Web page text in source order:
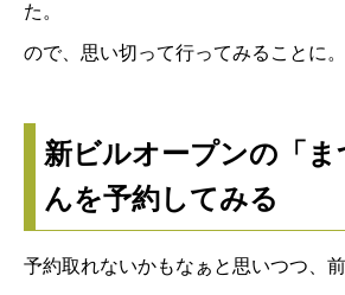
た。
ので、思い切って行ってみることに。
新ビルオープンの「ま
んを予約してみる
予約取れないかもなぁと思いつつ、